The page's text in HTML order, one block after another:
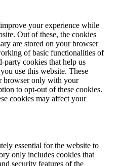
your experience while
Out of these, the cookies
are stored on your browser
of basic functionalities of
party cookies that help us
use this website. These
browser only with your
to opt-out of these cookies.
cookies may affect your
essential for the website to
only includes cookies that
security features of the